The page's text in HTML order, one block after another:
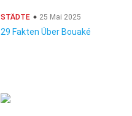
STÄDTE 25 Mai 2025
29 Fakten Über Bouaké